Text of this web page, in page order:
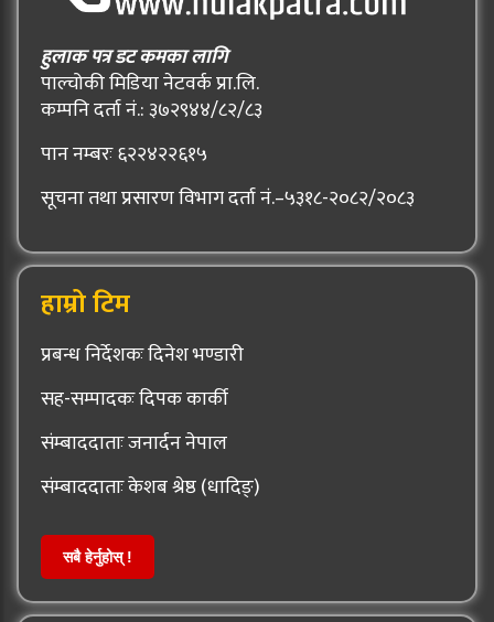
हुलाक पत्र डट कमका लागि
पाल्चोकी मिडिया नेटवर्क प्रा.लि.
कम्पनि दर्ता नं.: ३७२९४४/८२/८३
पान नम्बरः ६२२४२२६१५
सूचना तथा प्रसारण विभाग दर्ता नं.–५३१८-२०८२/२०८३
हाम्रो टिम
प्रबन्ध निर्देशकः दिनेश भण्डारी
सह-सम्पादकः दिपक कार्की
संम्बाददाताः जनार्दन नेपाल
संम्बाददाताः केशब श्रेष्ठ (धादिङ्)
सबै हेर्नुहोस् !